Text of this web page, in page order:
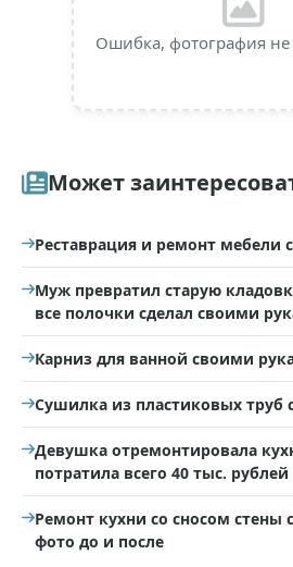
Ошибка, фотография
Может
Реставрация и ремонт мебели
Муж превратил старую
все полочки сделал своими
Карниз для ванной своими
Сушилка из пластиковых труб
Девушка отремонтировала
потратила всего 40 тыс. рублей
Ремонт кухни со сносом
фото до и после